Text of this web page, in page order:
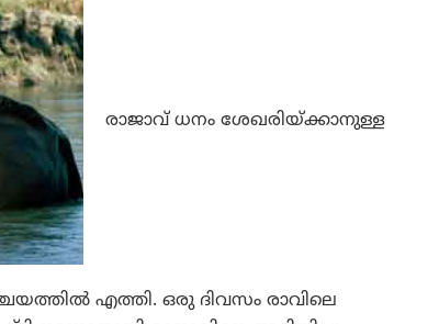
രാജാവ് ധനം ശേഖരിയ്ക്കാനുള്ള
എത്തി. ഒരു ദിവസം രാവിലെ